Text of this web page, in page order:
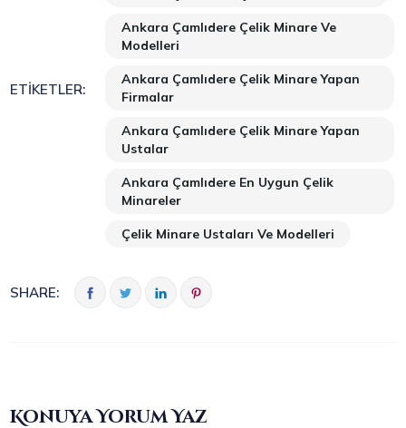
ETIKETLER:
Ankara Çamlıdere Çelik Minare Ve
Modelleri
Ankara Çamlıdere Çelik Minare Yapan
Firmalar
Ankara Çamlıdere Çelik Minare Yapan
Ustalar
Ankara Çamlıdere En Uygun Çelik
Minareler
Çelik Minare Ustaları Ve Modelleri
SHARE:
Konuya Yorum Yaz